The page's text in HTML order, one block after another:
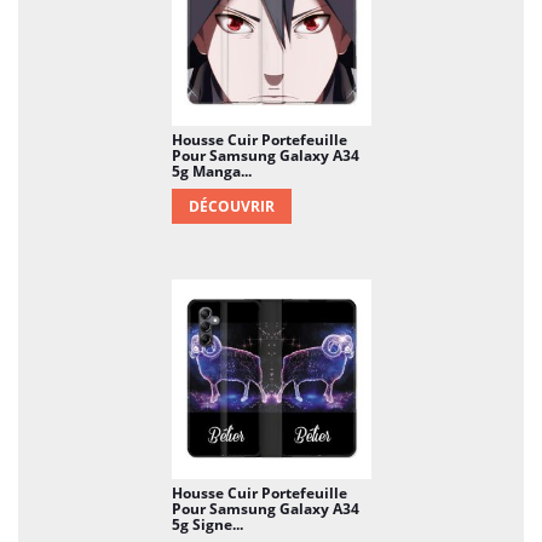
longévité de votre smartphone Le ratio coût-
bénéfice de cet achat est énormément positif ! Et ici,
vous faites d'une pierre deux coups, car votre
Samsung Galaxy A34 5g n'en sera que plus beau.
Housse Cuir Portefeuille
Pour Samsung Galaxy A34
5g Manga...
DÉCOUVRIR
Housse Cuir Portefeuille
Pour Samsung Galaxy A34
5g Signe...